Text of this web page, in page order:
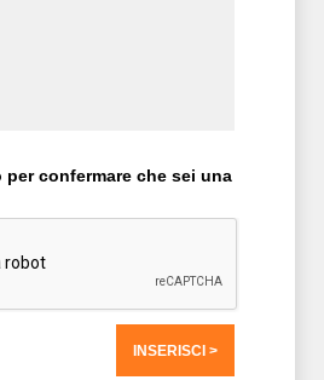
confermare che sei una